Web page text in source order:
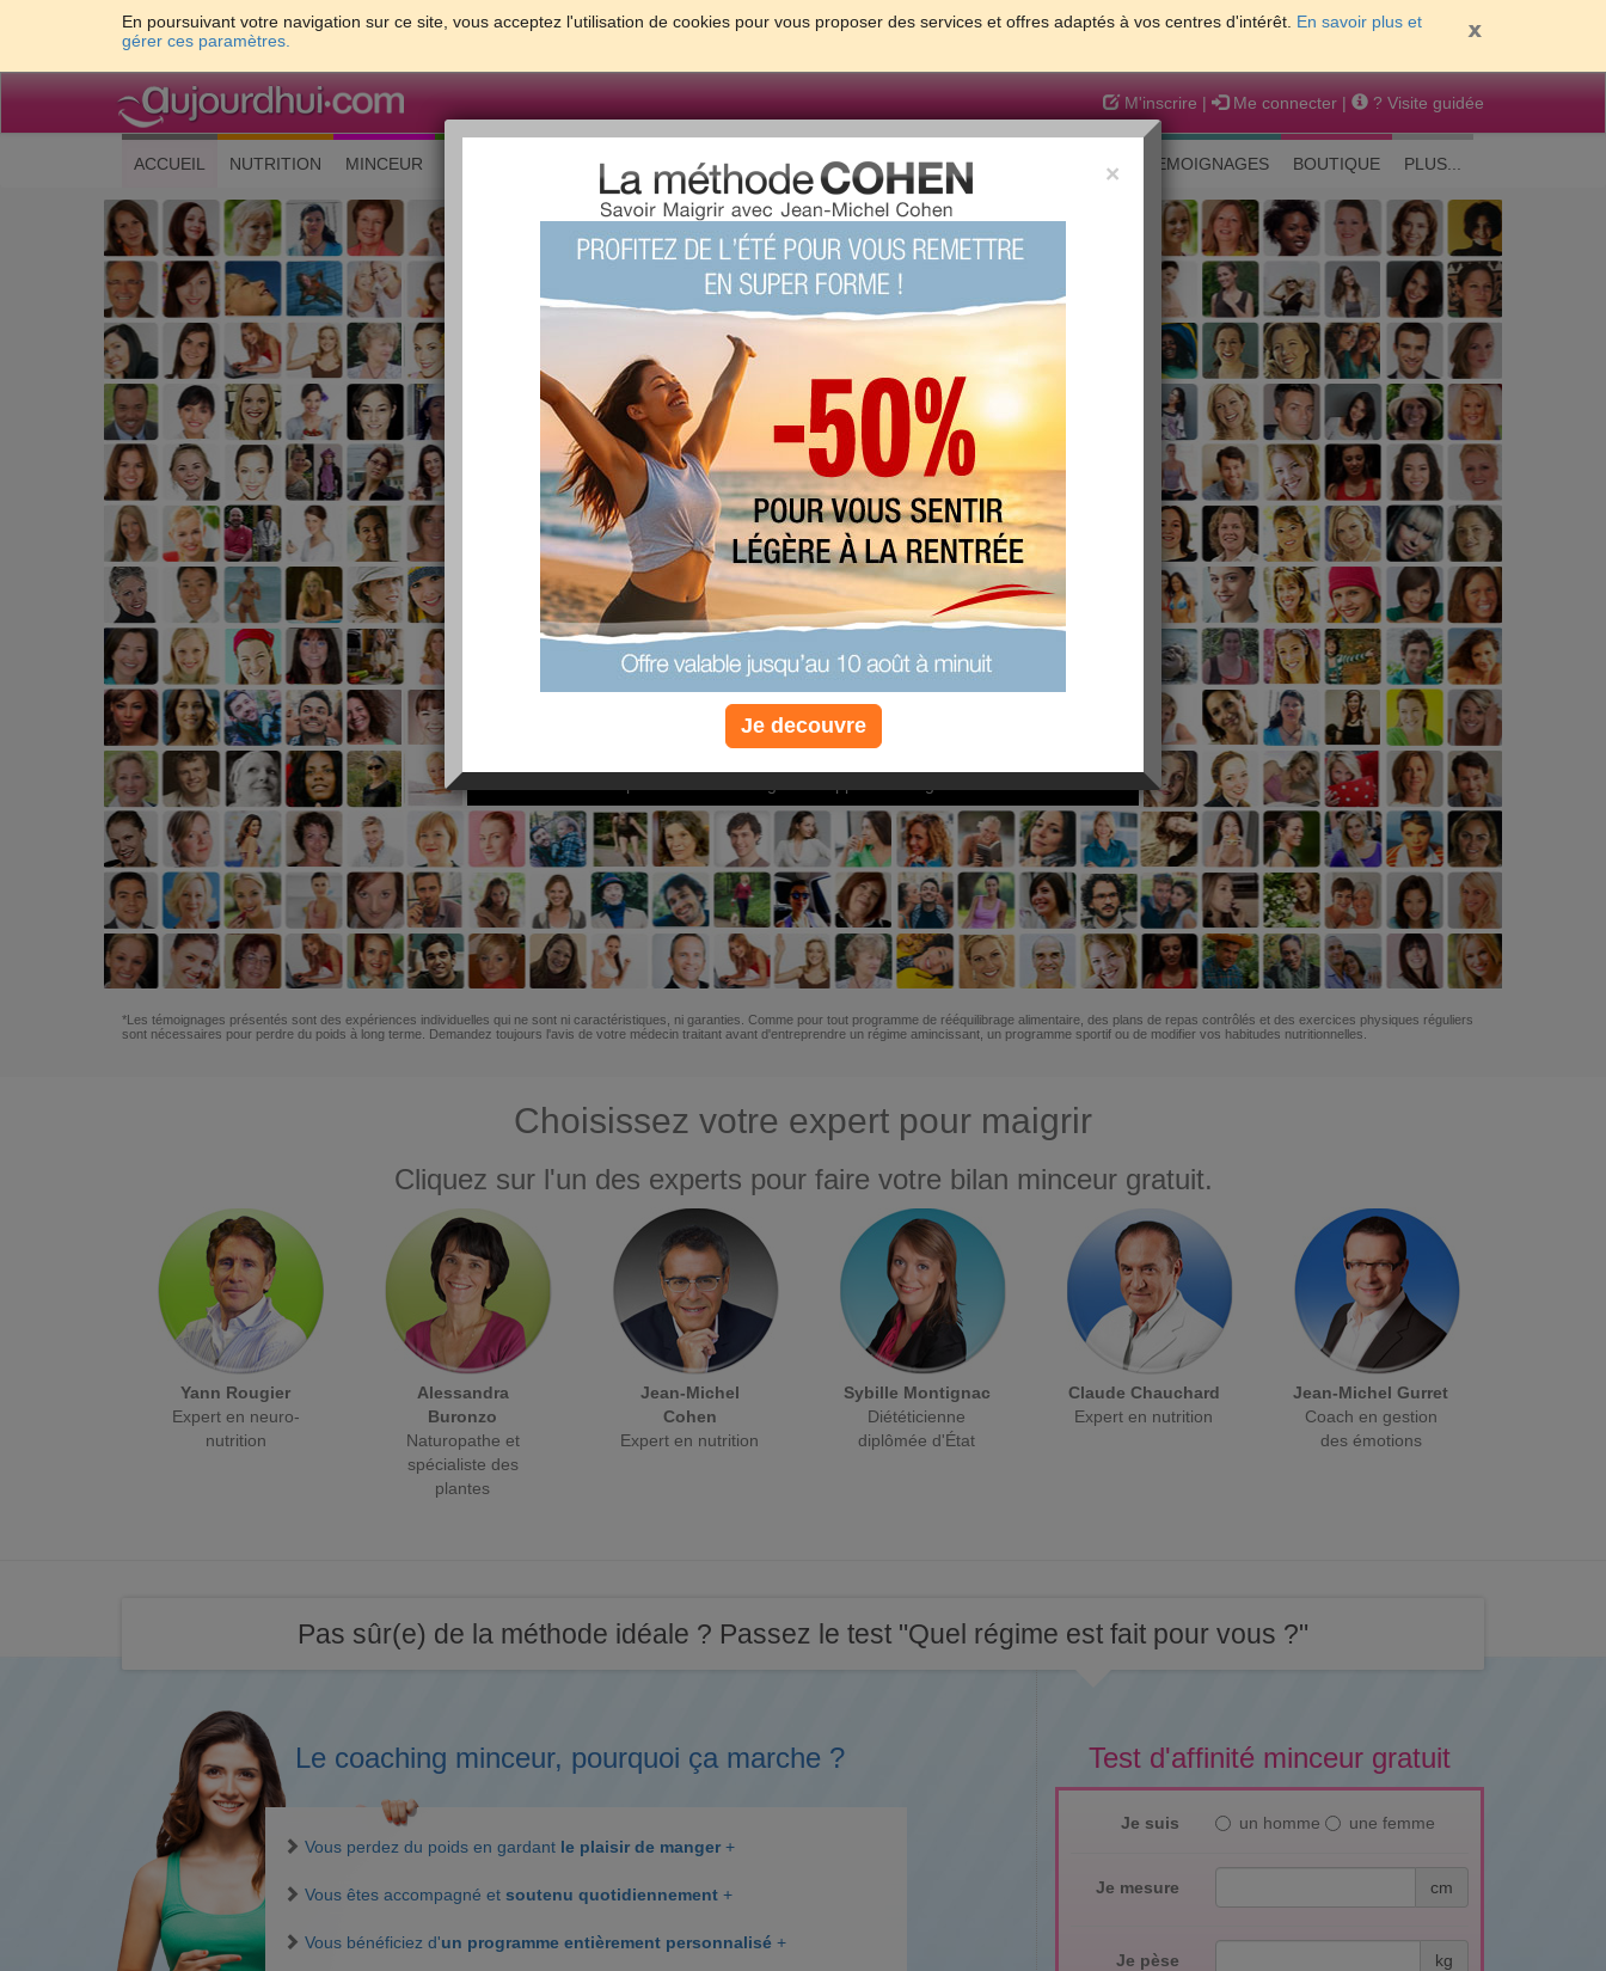
En poursuivant votre navigation sur ce site, vous acceptez l'utilisation de cookies pour vous proposer des services et offres adaptés à vos centres d'intérêt. En savoir plus et
gérer ces paramètres.
M'inscrire | Me connecter | ? Visite guidée
ACCUEIL (current)
NUTRITION MINCEUR FORME & SANTE PSYCHO & TESTS GROSSESSE & BEBE TEMOIGNAGES BOUTIQUE PLUS...
Les meilleures solutions pour maigrir et être bien dans sa peau
PLUS
EFFICACE
PLUS
SANTÉ
PLUS
COACHING
Non, je préfère le régime gratuit
*Les témoignages présentés sont des expériences individuelles qui ne sont ni caractéristiques, ni garanties. Comme pour tout programme de rééquilibrage alimentaire, des plans de repas contrôlés et des exercices physiques réguliers
sont nécessaires pour perdre du poids à long terme. Demandez toujours l'avis de votre médecin traitant avant d'entreprendre un régime amincissant, un programme sportif ou de modifier vos habitudes nutritionnelles.
Choisissez votre expert pour maigrir
Cliquez sur l'un des experts pour faire votre bilan minceur gratuit.
Yann Rougier
Expert en neuro-
nutrition
Alessandra
Buronzo
Naturopathe et
spécialiste des
plantes
Jean-Michel
Cohen
Expert en nutrition
Sybille Montignac
Diététicienne
diplômée d'État
Claude Chauchard
Expert en nutrition
Jean-Michel Gurret
Coach en gestion
des émotions
Pas sûr(e) de la méthode idéale ? Passez le test "Quel régime est fait pour vous ?"
Test d'affinité minceur gratuit
Je suis un homme une femme
Je mesure cm
Je pèse kg
Le coaching minceur, pourquoi ça marche ?
Vous perdez du poids en gardant le plaisir de manger +
Vous êtes accompagné et soutenu quotidiennement +
Vous bénéficiez d'un programme entièrement personnalisé +
×
Je decouvre